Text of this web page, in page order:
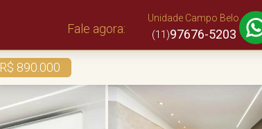
Fale agora:
Unidade Campo Belo
(11)97676-5203
R$ 890.000